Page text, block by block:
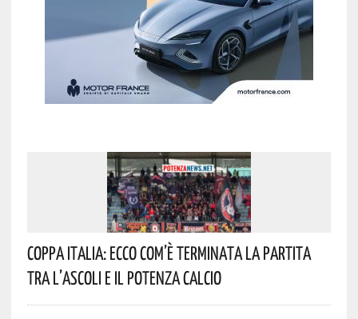
Coppa Italia: Ecco Com’è Terminata La Partita
Tra L’Ascoli E Il Potenza Calcio